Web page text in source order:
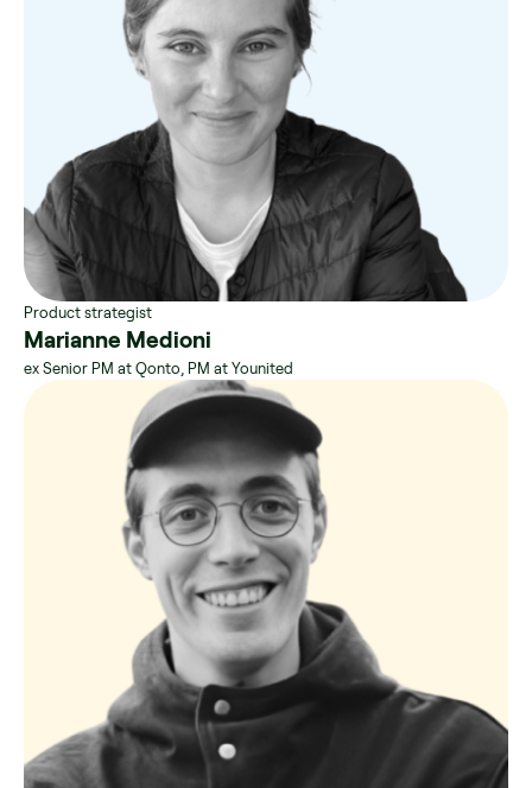
Product strategist
Marianne Medioni
ex Senior PM at Qonto, PM at Younited